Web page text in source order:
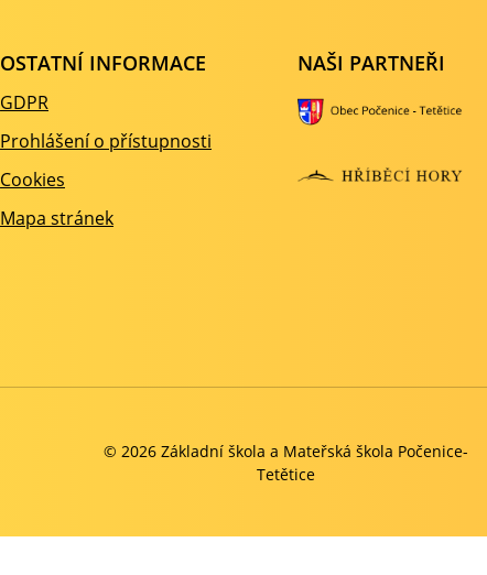
OSTATNÍ INFORMACE
GDPR
Prohlášení o přístupnosti
Cookies
Mapa stránek
NAŠI PARTNEŘI
© 2026 Základní škola a Mateřská škola Počenice-
Tetětice